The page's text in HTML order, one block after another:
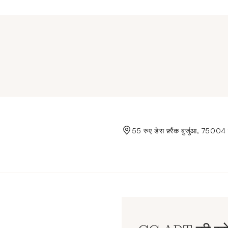
Municipal de Paris 55 रुए डेस फ़्रैंक बुर्जुआ, 75004